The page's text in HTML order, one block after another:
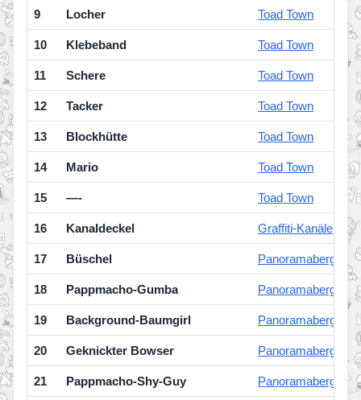
9 Locher Toad Town
10 Klebeband Toad Town
11 Schere Toad Town
12 Tacker Toad Town
13 Blockhütte Toad Town
14 Mario Toad Town
15 —- Toad Town
16 Kanaldeckel Graffiti-Kanäle
17 Büschel Panoramaberg
18 Pappmacho-Gumba Panoramaberg
19 Background-Baumgirl Panoramaberg
20 Geknickter Bowser Panoramaberg
21 Pappmacho-Shy-Guy Panoramaberg